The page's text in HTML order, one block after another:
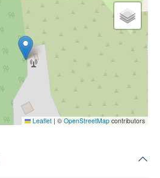
Leaflet | © OpenStreetMap contributors